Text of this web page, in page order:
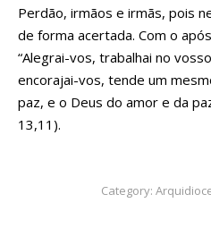
Perdão, irmãos e irmãs, pois
de forma acertada. Com o
“Alegrai-vos, trabalhai no
encorajai-vos, tende um
paz, e o Deus do amor e da
13,11).
Category: